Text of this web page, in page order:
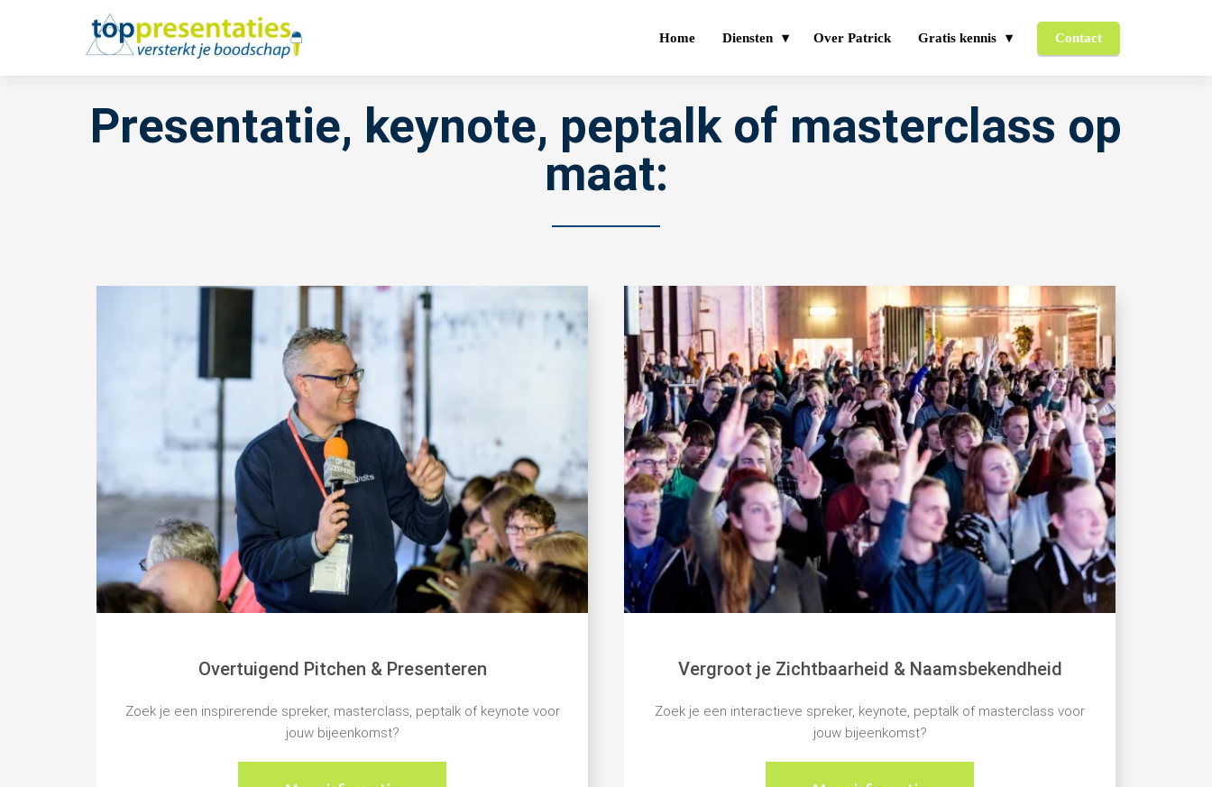
Home Diensten Over Patrick Gratis kennis Contact
Presentatie, keynote, peptalk of masterclass op
maat:
Overtuigend Pitchen & Presenteren
Zoek je een inspirerende spreker, masterclass, peptalk of keynote voor
jouw bijeenkomst?
Vergroot je Zichtbaarheid & Naamsbekendheid
Zoek je een interactieve spreker, keynote, peptalk of masterclass voor
jouw bijeenkomst?